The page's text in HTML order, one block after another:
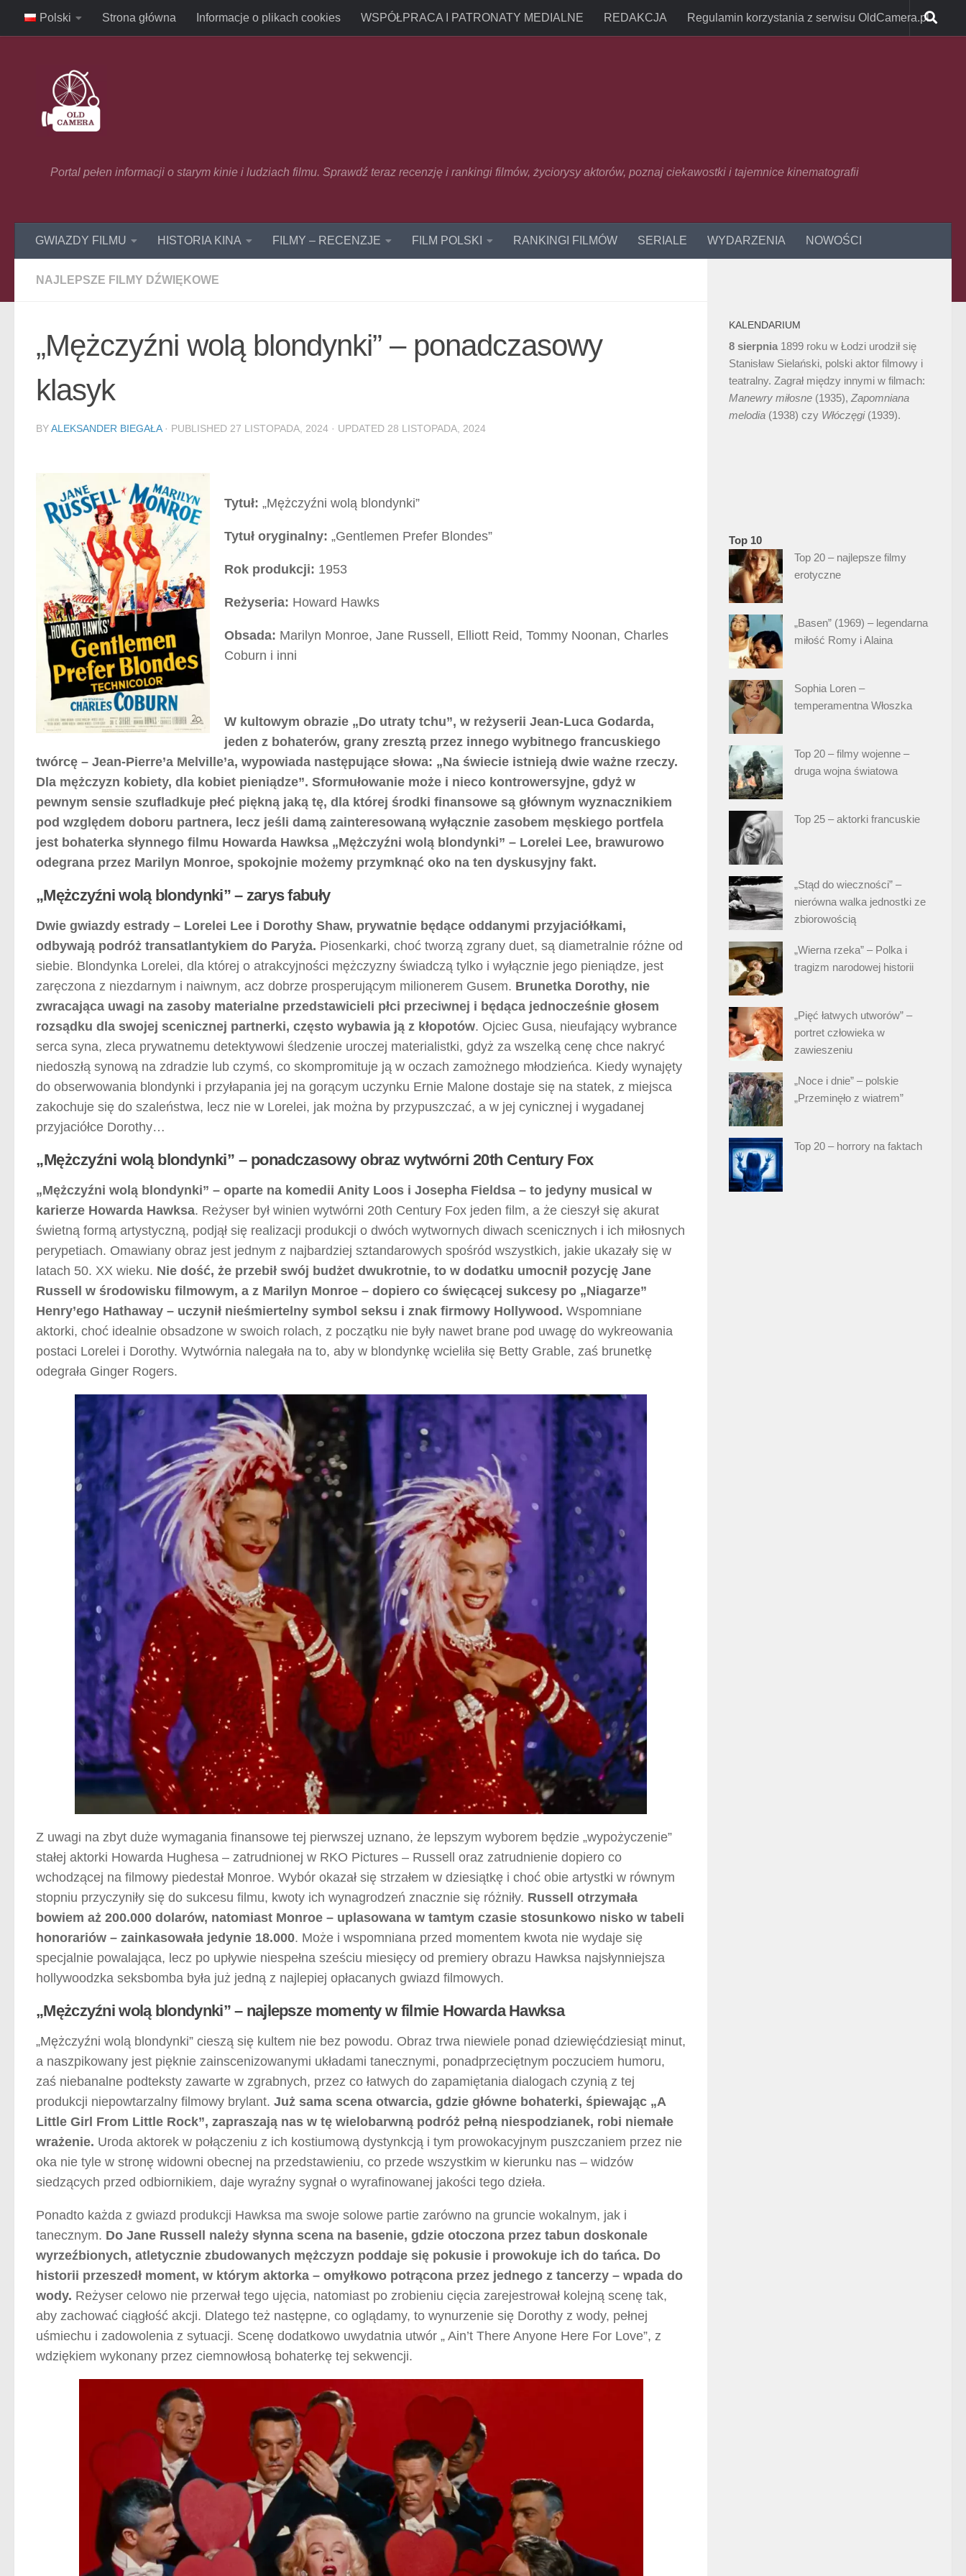
Skip to content
Polski Strona główna Informacje o plikach cookies WSPÓŁPRACA I PATRONATY MEDIALNE REDAKCJA Regulamin korzystania z serwisu OldCamera.pl
Portal pełen informacji o starym kinie i ludziach filmu. Sprawdź teraz recenzję i rankingi filmów, życiorysy aktorów, poznaj ciekawostki i tajemnice kinematografii
GWIAZDY FILMU HISTORIA KINA FILMY – RECENZJE FILM POLSKI RANKINGI FILMÓW SERIALE WYDARZENIA NOWOŚCI
NAJLEPSZE FILMY DŹWIĘKOWE
„Mężczyźni wolą blondynki” – ponadczasowy
klasyk
BYALEKSANDER BIEGAŁA · PUBLISHED 27 LISTOPADA, 2024 · UPDATED 28 LISTOPADA, 2024
Tytuł: „Mężczyźni wolą blondynki”
Tytuł oryginalny: „Gentlemen Prefer Blondes”
Rok produkcji: 1953
Reżyseria: Howard Hawks
Obsada: Marilyn Monroe, Jane Russell, Elliott Reid, Tommy Noonan, Charles
Coburn i inni
W kultowym obrazie „Do utraty tchu”, w reżyserii Jean-Luca Godarda,
jeden z bohaterów, grany zresztą przez innego wybitnego francuskiego
twórcę – Jean-Pierre’a Melville’a, wypowiada następujące słowa: „Na świecie istnieją dwie ważne rzeczy.
Dla mężczyzn kobiety, dla kobiet pieniądze”. Sformułowanie może i nieco kontrowersyjne, gdyż w
pewnym sensie szufladkuje płeć piękną jaką tę, dla której środki finansowe są głównym wyznacznikiem
pod względem doboru partnera, lecz jeśli damą zainteresowaną wyłącznie zasobem męskiego portfela
jest bohaterka słynnego filmu Howarda Hawksa „Mężczyźni wolą blondynki” – Lorelei Lee, brawurowo
odegrana przez Marilyn Monroe, spokojnie możemy przymknąć oko na ten dyskusyjny fakt.
„Mężczyźni wolą blondynki” – zarys fabuły
Dwie gwiazdy estrady – Lorelei Lee i Dorothy Shaw, prywatnie będące oddanymi przyjaciółkami,
odbywają podróż transatlantykiem do Paryża. Piosenkarki, choć tworzą zgrany duet, są diametralnie różne od
siebie. Blondynka Lorelei, dla której o atrakcyjności mężczyzny świadczą tylko i wyłącznie jego pieniądze, jest
zaręczona z niezdarnym i naiwnym, acz dobrze prosperującym milionerem Gusem. Brunetka Dorothy, nie
zwracająca uwagi na zasoby materialne przedstawicieli płci przeciwnej i będąca jednocześnie głosem
rozsądku dla swojej scenicznej partnerki, często wybawia ją z kłopotów. Ojciec Gusa, nieufający wybrance
serca syna, zleca prywatnemu detektywowi śledzenie uroczej materialistki, gdyż za wszelką cenę chce nakryć
niedoszłą synową na zdradzie lub czymś, co skompromituje ją w oczach zamożnego młodzieńca. Kiedy wynajęty
do obserwowania blondynki i przyłapania jej na gorącym uczynku Ernie Malone dostaje się na statek, z miejsca
zakochuje się do szaleństwa, lecz nie w Lorelei, jak można by przypuszczać, a w jej cynicznej i wygadanej
przyjaciółce Dorothy…
„Mężczyźni wolą blondynki” – ponadczasowy obraz wytwórni 20th Century Fox
„Mężczyźni wolą blondynki” – oparte na komedii Anity Loos i Josepha Fieldsa – to jedyny musical w
karierze Howarda Hawksa. Reżyser był winien wytwórni 20th Century Fox jeden film, a że cieszył się akurat
świetną formą artystyczną, podjął się realizacji produkcji o dwóch wytwornych diwach scenicznych i ich miłosnych
perypetiach. Omawiany obraz jest jednym z najbardziej sztandarowych spośród wszystkich, jakie ukazały się w
latach 50. XX wieku. Nie dość, że przebił swój budżet dwukrotnie, to w dodatku umocnił pozycję Jane
Russell w środowisku filmowym, a z Marilyn Monroe – dopiero co święcącej sukcesy po „Niagarze”
Henry’ego Hathaway – uczynił nieśmiertelny symbol seksu i znak firmowy Hollywood. Wspomniane
aktorki, choć idealnie obsadzone w swoich rolach, z początku nie były nawet brane pod uwagę do wykreowania
postaci Lorelei i Dorothy. Wytwórnia nalegała na to, aby w blondynkę wcieliła się Betty Grable, zaś brunetkę
odegrała Ginger Rogers.
Z uwagi na zbyt duże wymagania finansowe tej pierwszej uznano, że lepszym wyborem będzie „wypożyczenie”
stałej aktorki Howarda Hughesa – zatrudnionej w RKO Pictures – Russell oraz zatrudnienie dopiero co
wchodzącej na filmowy piedestał Monroe. Wybór okazał się strzałem w dziesiątkę i choć obie artystki w równym
stopniu przyczyniły się do sukcesu filmu, kwoty ich wynagrodzeń znacznie się różniły. Russell otrzymała
bowiem aż 200.000 dolarów, natomiast Monroe – uplasowana w tamtym czasie stosunkowo nisko w tabeli
honorariów – zainkasowała jedynie 18.000. Może i wspomniana przed momentem kwota nie wydaje się
specjalnie powalająca, lecz po upływie niespełna sześciu miesięcy od premiery obrazu Hawksa najsłynniejsza
hollywoodzka seksbomba była już jedną z najlepiej opłacanych gwiazd filmowych.
„Mężczyźni wolą blondynki” – najlepsze momenty w filmie Howarda Hawksa
„Mężczyźni wolą blondynki” cieszą się kultem nie bez powodu. Obraz trwa niewiele ponad dziewięćdziesiąt minut,
a naszpikowany jest pięknie zainscenizowanymi układami tanecznymi, ponadprzeciętnym poczuciem humoru,
zaś niebanalne podteksty zawarte w zgrabnych, przez co łatwych do zapamiętania dialogach czynią z tej
produkcji niepowtarzalny filmowy brylant. Już sama scena otwarcia, gdzie główne bohaterki, śpiewając „A
Little Girl From Little Rock”, zapraszają nas w tę wielobarwną podróż pełną niespodzianek, robi niemałe
wrażenie. Uroda aktorek w połączeniu z ich kostiumową dystynkcją i tym prowokacyjnym puszczaniem przez nie
oka nie tyle w stronę widowni obecnej na przedstawieniu, co przede wszystkim w kierunku nas – widzów
siedzących przed odbiornikiem, daje wyraźny sygnał o wyrafinowanej jakości tego dzieła.
Ponadto każda z gwiazd produkcji Hawksa ma swoje solowe partie zarówno na gruncie wokalnym, jak i
tanecznym. Do Jane Russell należy słynna scena na basenie, gdzie otoczona przez tabun doskonale
wyrzeźbionych, atletycznie zbudowanych mężczyzn poddaje się pokusie i prowokuje ich do tańca. Do
historii przeszedł moment, w którym aktorka – omyłkowo potrącona przez jednego z tancerzy – wpada do
wody. Reżyser celowo nie przerwał tego ujęcia, natomiast po zrobieniu cięcia zarejestrował kolejną scenę tak,
aby zachować ciągłość akcji. Dlatego też następne, co oglądamy, to wynurzenie się Dorothy z wody, pełnej
uśmiechu i zadowolenia z sytuacji. Scenę dodatkowo uwydatnia utwór „ Ain’t There Anyone Here For Love”, z
wdziękiem wykonany przez ciemnowłosą bohaterkę tej sekwencji.
KALENDARIUM
8 sierpnia 1899 roku w Łodzi urodził się
Stanisław Sielański, polski aktor filmowy i
teatralny. Zagrał między innymi w filmach:
Manewry miłosne (1935), Zapomniana
melodia (1938) czy Włóczęgi(1939).
Top 10
Top 20 – najlepsze filmy
erotyczne
„Basen” (1969) – legendarna
miłość Romy i Alaina
Sophia Loren –
temperamentna Włoszka
Top 20 – filmy wojenne –
druga wojna światowa
Top 25 – aktorki francuskie
„Stąd do wieczności” –
nierówna walka jednostki ze
zbiorowością
„Wierna rzeka” – Polka i
tragizm narodowej historii
„Pięć łatwych utworów” –
portret człowieka w
zawieszeniu
„Noce i dnie” – polskie
„Przeminęło z wiatrem”
Top 20 – horrory na faktach